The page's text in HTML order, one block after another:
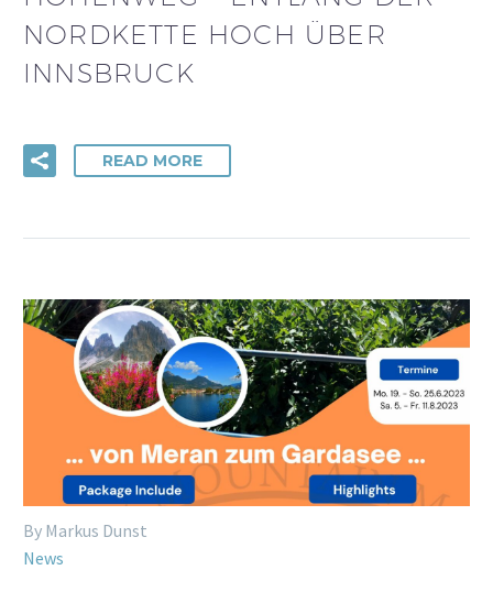
NORDKETTE HOCH ÜBER
INNSBRUCK
READ MORE
By Markus Dunst
News